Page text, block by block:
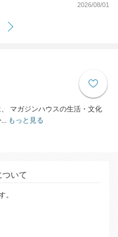
2026/08/01
、 マガジンハウスの生活・文化
もっと見る
ついて
。